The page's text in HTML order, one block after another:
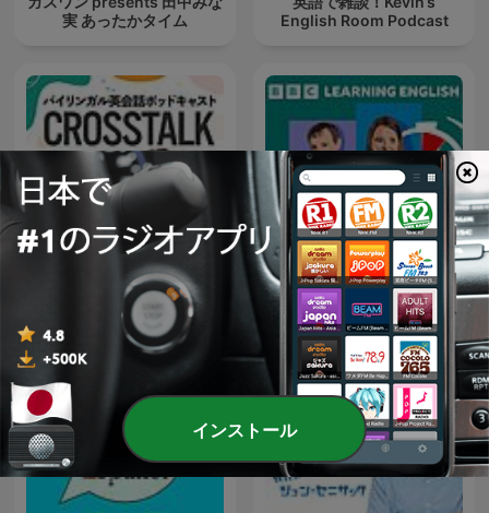
実 あったかタイム
English Room Podcast
CROSSTALK 英会話 6 Minute English
インストール